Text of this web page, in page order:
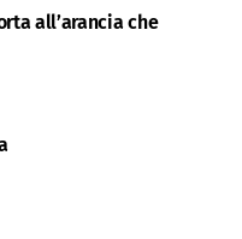
all’arancia che